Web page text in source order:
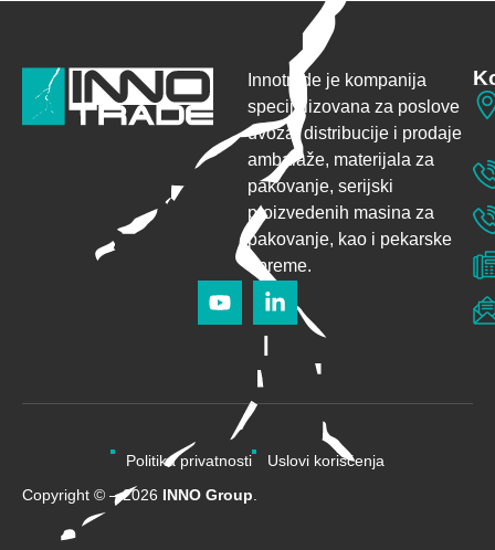
Innotrade je kompanija
specijalizovana za poslove
uvoza, distribucije i prodaje
ambalaže, materijala za
pakovanje, serijski
proizvedenih masina za
pakovanje, kao i pekarske
opreme.
Copyright © – 2026 INNO Group.
Politika privatnosti Uslovi korišćenja